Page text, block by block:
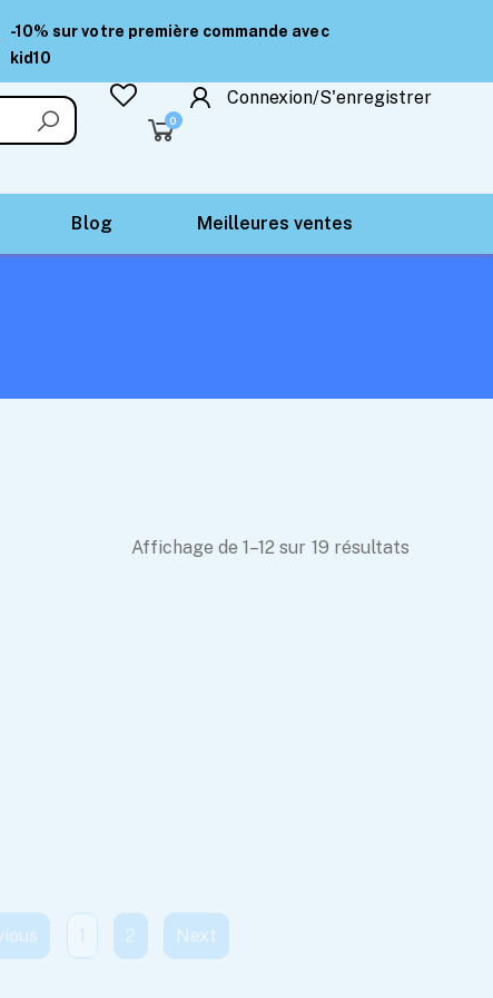
-10% sur votre première commande avec
kid10
0
Connexion/S'enregistrer
Blog Meilleures ventes
Affichage de 1–12 sur 19 résultats
Amusement
Garantis